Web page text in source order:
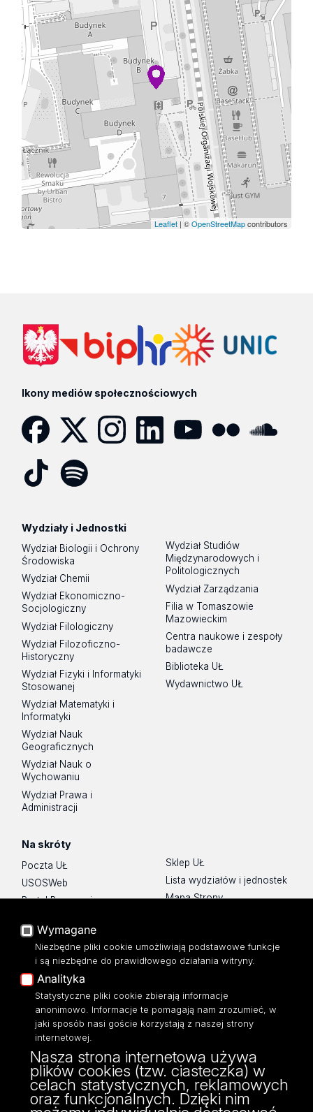
Leaflet| ©OpenStreetMapcontributors
Ikony mediów społecznościowych
Wydziały i Jednostki
Wydział Biologii i Ochrony
Środowiska
Wydział Chemii
Wydział Ekonomiczno-
Socjologiczny
Wydział Filologiczny
Wydział Filozoficzno-
Historyczny
Wydział Fizyki i Informatyki
Stosowanej
Wydział Matematyki i
Informatyki
Wydział Nauk
Geograficznych
Wydział Nauk o
Wychowaniu
Wydział Prawa i
Administracji
Wydział Studiów
Międzynarodowych i
Politologicznych
Wydział Zarządzania
Filia w Tomaszowie
Mazowieckim
Centra naukowe i zespoły
badawcze
Biblioteka UŁ
Wydawnictwo UŁ
Na skróty
Poczta UŁ
USOSWeb
Portal Pracowniczy
Platforma e-learningowa
Moodle
Eksperci UŁ
Polityka Prywatności
Dostępność
Sklep UŁ
Lista wydziałów i jednostek
Mapa Strony
ul. POW 3/5,
90-255 Łódź
tel: 42/635 53 56
Wymagane
Niezbędne pliki cookie umożliwiają podstawowe funkcje
i są niezbędne do prawidłowego działania witryny.
Analityka
Statystyczne pliki cookie zbierają informacje
anonimowo. Informacje te pomagają nam zrozumieć, w
jaki sposób nasi goście korzystają z naszej strony
internetowej.
Nasza strona internetowa używa
plików cookies (tzw. ciasteczka) w
celach statystycznych, reklamowych
oraz funkcjonalnych. Dzięki nim